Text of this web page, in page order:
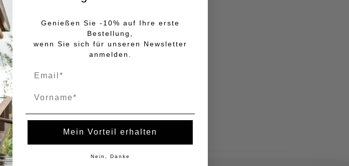
Genießen Sie -10% auf Ihre erste
Bestellung,
wenn Sie sich für unseren Newsletter
anmelden.
Mein Vorteil erhalten
Nein, Danke